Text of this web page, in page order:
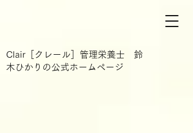
Clair［クレール］管理栄養士 鈴
木ひかりの公式ホームページ